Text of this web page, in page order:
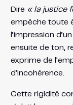
Dire « la justice
empêche toute
l’impression
ensuite de ton,
exprime de
d’incohérence.
Cette rigidité